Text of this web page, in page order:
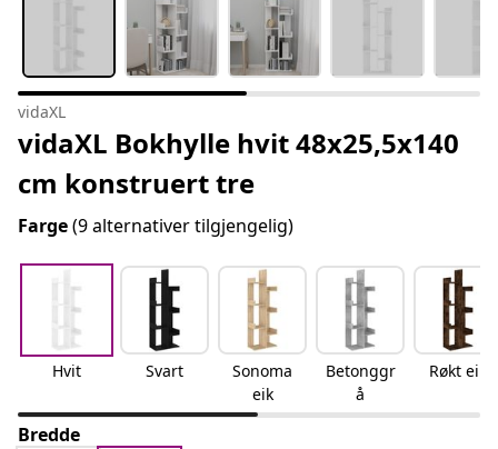
vidaXL
vidaXL Bokhylle hvit 48x25,5x140
cm konstruert tre
Farge(9 alternativer tilgjengelig)
Hvit Svart
Sonoma
eik
Betonggr
å
Røkt eik
Bredde